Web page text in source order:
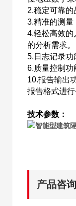
2.稳定可靠
3.精准的测
4.轻松高效
的分析需求。
5.日志记录
6.质量控制
10.报告输出
报告格式进
技术参数：
产品咨询